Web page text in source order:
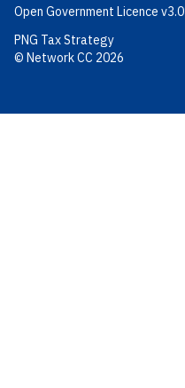
Open Government Licence v3.0
PNG Tax Strategy
© Network CC 2026